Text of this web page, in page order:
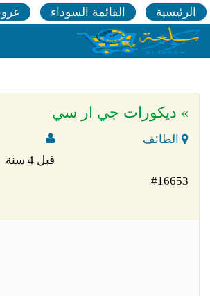
الرئيسية القائمة السوداء
» ديكورات جي ار سي
الطائف
قبل 4 سنة
#16653